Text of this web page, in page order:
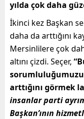
yılda çok daha
İkinci kez Başkan
daha da arttığını
Mersinlilere çok
altını çizdi. Seçer,
arttığını görmek
insanlar parti
Başkan’ının